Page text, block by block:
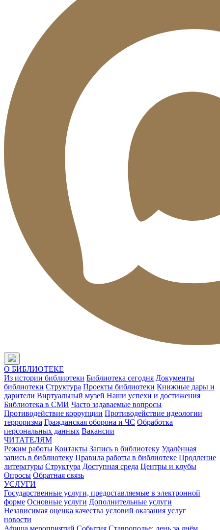
О БИБЛИОТЕКЕ
Из истории библиотеки Библиотека сегодня Документы
библиотеки Структура Проекты библиотеки Книжные дары и
дарители Виртуальный музей Наши успехи и достижения
Библиотека в СМИ Часто задаваемые вопросы
Противодействие коррупции Противодействие идеологии
терроризма Гражданская оборона и ЧС Обработка
персональных данных Вакансии
ЧИТАТЕЛЯМ
Режим работы Контакты Запись в библиотеку Удалённая
запись в библиотеку Правила работы в библиотеке Продление
литературы Структура Доступная среда Центры и клубы
Опросы Обратная связь
УСЛУГИ
Государственные услуги, предоставляемые в электронной
форме Основные услуги Дополнительные услуги
Независимая оценка качества условий оказания услуг
новости
Афиша мероприятий События Ставрополье: день за днём